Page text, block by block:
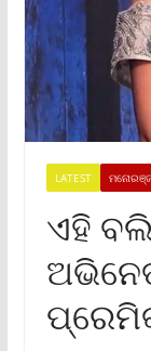
LATEST
ଏହି